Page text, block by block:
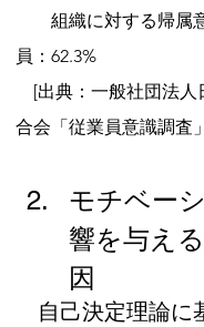
組織に対する帰属
員：62.3%
[出典：一般社団法人
合会「従業員意識調査
モチベー
響を与え
因
自己決定理論に